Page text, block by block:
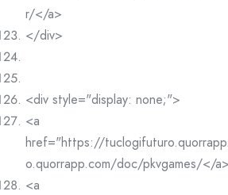
r/</a>
</div>
<div style="display: none;">
<a
href="https://
o.quorrapp.com/doc/pkvgames/</a>
<a